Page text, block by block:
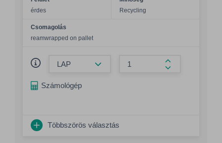
érdes
Recycling
Csomagolás
reamwrapped on pallet
Összeg
Számológép
Többszörös választás